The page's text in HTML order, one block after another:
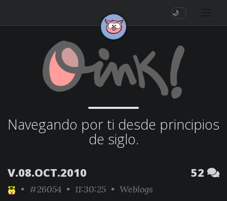
🌙
Navegando por ti desde principios
de siglo.
V.08.OCT.2010 52
• #26054 • 11:30:25 • Weblogs